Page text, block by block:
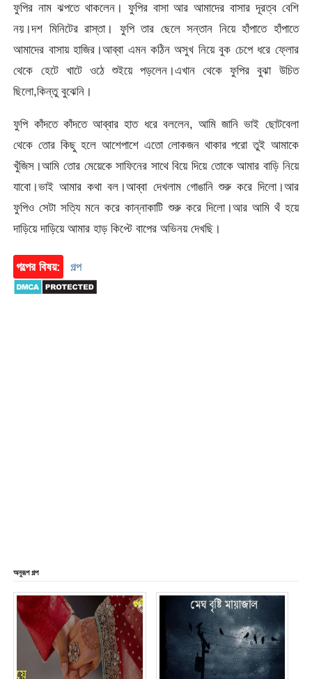
ফুপির নাম ঝপতে থাকলেন। ফুপির বাসা আর আমাদের বাসার দূরত্ব বেশি
নয়।দশ মিনিটের রাস্তা। ফুপি তার ছেলে সন্তান নিয়ে হাঁপাতে হাঁপাতে
আমাদের বাসায় হাজির।আব্বা এমন কঠিন অসুখ নিয়ে বুক চেপে ধরে ফ্লোর
থেকে হেটে খাটে ওঠে শুইয়ে পড়লেন।এখান থেকে ফুপির বুঝা উচিত
ছিলো,কিন্তু বুঝেনি।
ফুপি কাঁদতে কাঁদতে আব্বার হাত ধরে বললেন, আমি জানি ভাই ছোটবেলা
থেকে তোর কিছু হলে আশেপাশে এতো লোকজন থাকার পরো তুই আমাকে
খুঁজিস।আমি তোর মেয়েকে সাফিনের সাথে বিয়ে দিয়ে তোকে আমার বাড়ি নিয়ে
যাবো।ভাই আমার কথা বল।আব্বা দেখলাম গোঙানি শুরু করে দিলো।আর
ফুপিও সেটা সত্যি মনে করে কান্নাকাটি শুরু করে দিলো।আর আমি থঁ হয়ে
দাড়িয়ে দাড়িয়ে আমার হাড় কিপ্টে বাপের অভিনয় দেখছি।
গল্পের বিষয়: গল্প
অনুরূপ গল্প